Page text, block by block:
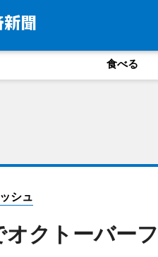
食べる
シュ
オクトーバー